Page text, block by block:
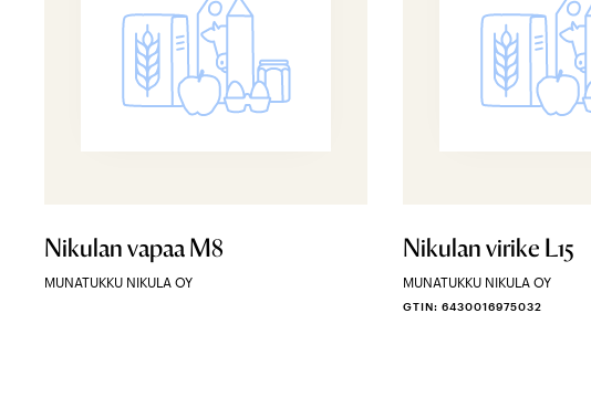
Nikulan vapaa M8
MUNATUKKU NIKULA OY
Nikulan virike L15
MUNATUKKU NIKULA OY
GTIN: 6430016975032